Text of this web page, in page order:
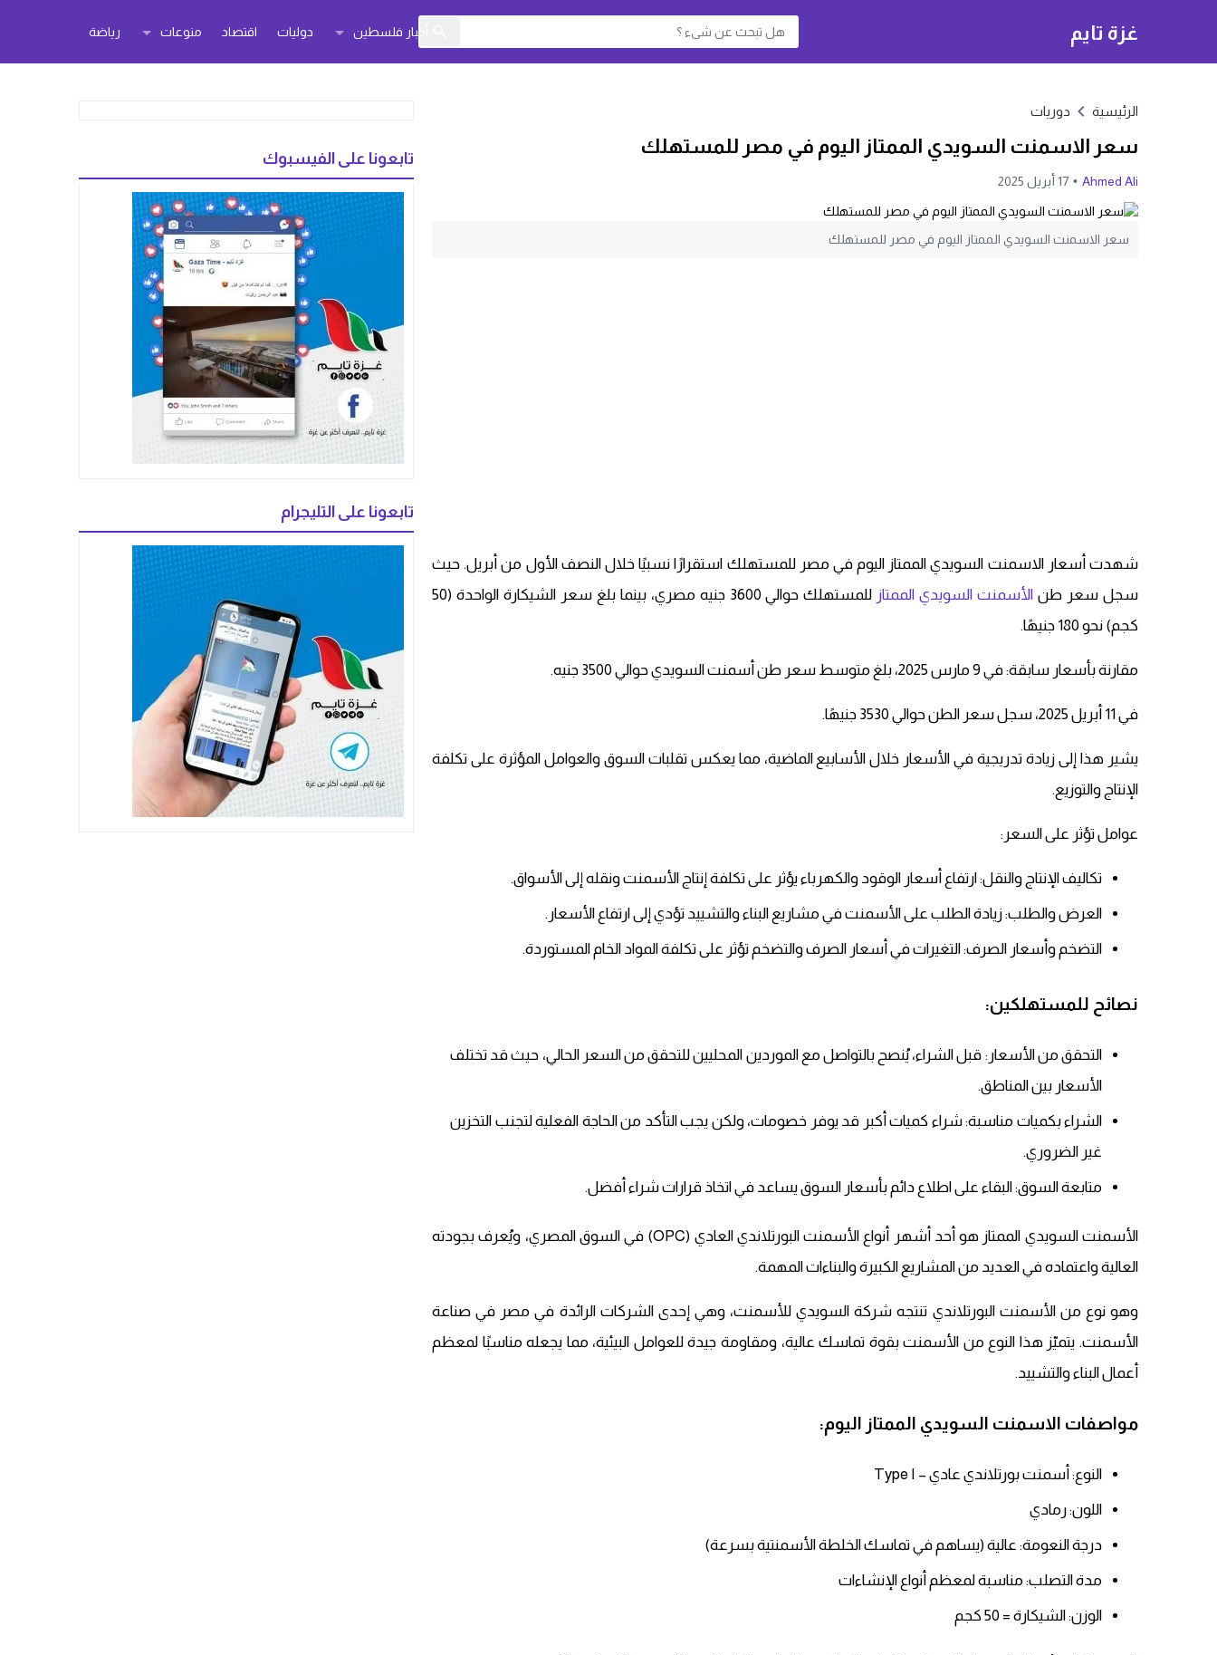
غزة تايم أخبار فلسطين دوليات اقتصاد منوعات رياضة
الرئيسية دوريات
سعر الاسمنت السويدي الممتاز اليوم في مصر للمستهلك
Ahmed Ali 17 أبريل 2025
سعر الاسمنت السويدي الممتاز اليوم في مصر للمستهلك
شهدت أسعار الاسمنت السويدي الممتاز اليوم في مصر للمستهلك استقرارًا نسبيًا خلال النصف الأول من أبريل. حيث
سجل سعر طن الأسمنت السويدي الممتاز
للمستهلك حوالي 3600 جنيه مصري، بينما بلغ سعر الشيكارة الواحدة (50
كجم) نحو 180 جنيهًا.
مقارنة بأسعار سابقة: في 9 مارس 2025، بلغ متوسط سعر طن أسمنت السويدي حوالي 3500 جنيه.​
في 11 أبريل 2025، سجل سعر الطن حوالي 3530 جنيهًا.​
يشير هذا إلى زيادة تدريجية في الأسعار خلال الأسابيع الماضية، مما يعكس تقلبات السوق والعوامل المؤثرة على تكلفة
الإنتاج والتوزيع.​
عوامل تؤثر على السعر:
تكاليف الإنتاج والنقل: ارتفاع أسعار الوقود والكهرباء يؤثر على تكلفة إنتاج الأسمنت ونقله إلى الأسواق.​
العرض والطلب: زيادة الطلب على الأسمنت في مشاريع البناء والتشييد تؤدي إلى ارتفاع الأسعار.​
التضخم وأسعار الصرف: التغيرات في أسعار الصرف والتضخم تؤثر على تكلفة المواد الخام المستوردة.​
نصائح للمستهلكين:
التحقق من الأسعار: قبل الشراء، يُنصح بالتواصل مع الموردين المحليين للتحقق من السعر الحالي، حيث قد تختلف
الأسعار بين المناطق.​
الشراء بكميات مناسبة: شراء كميات أكبر قد يوفر خصومات، ولكن يجب التأكد من الحاجة الفعلية لتجنب التخزين
غير الضروري.​
متابعة السوق: البقاء على اطلاع دائم بأسعار السوق يساعد في اتخاذ قرارات شراء أفضل.​
الأسمنت السويدي الممتاز هو أحد أشهر أنواع الأسمنت البورتلاندي العادي (OPC) في السوق المصري، ويُعرف بجودته
العالية واعتماده في العديد من المشاريع الكبيرة والبناءات المهمة.
وهو نوع من الأسمنت البورتلاندي تنتجه شركة السويدي للأسمنت، وهي إحدى الشركات الرائدة في مصر في صناعة
الأسمنت. يتميّز هذا النوع من الأسمنت بقوة تماسك عالية، ومقاومة جيدة للعوامل البيئية، مما يجعله مناسبًا لمعظم
أعمال البناء والتشييد.
مواصفات الاسمنت السويدي الممتاز اليوم:
النوع: أسمنت بورتلاندي عادي – Type I
اللون: رمادي
درجة النعومة: عالية (يساهم في تماسك الخلطة الأسمنتية بسرعة)
مدة التصلب: مناسبة لمعظم أنواع الإنشاءات
الوزن: الشيكارة = 50 كجم
تابعونا على الفيسبوك
تابعونا على التليجرام